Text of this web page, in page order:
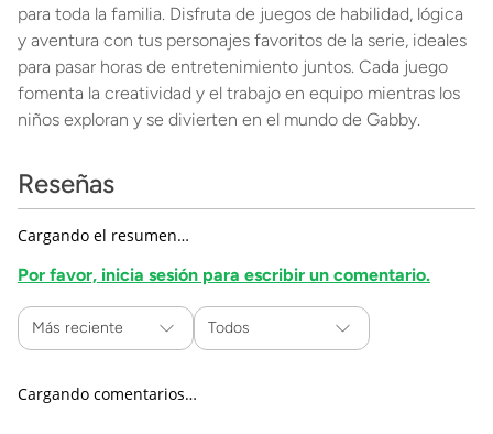
para toda la familia. Disfruta de juegos de habilidad, lógica
y aventura con tus personajes favoritos de la serie, ideales
para pasar horas de entretenimiento juntos. Cada juego
fomenta la creatividad y el trabajo en equipo mientras los
niños exploran y se divierten en el mundo de Gabby.
Reseñas
Cargando el resumen…
Por favor, inicia sesión para escribir un comentario.
Más reciente Todos
Cargando comentarios…